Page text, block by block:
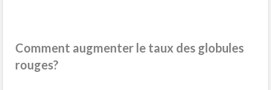
Comment augmenter le taux des globules
rouges?